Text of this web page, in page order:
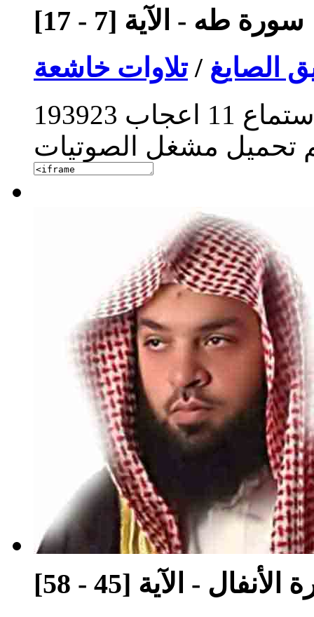
سورة طه - الآية [7 - 17]
الصايغ /تلاوات خاشعة
193923
11 اعجاب
تحميل مشغل الصوتيات
- الآية [45 - 58]